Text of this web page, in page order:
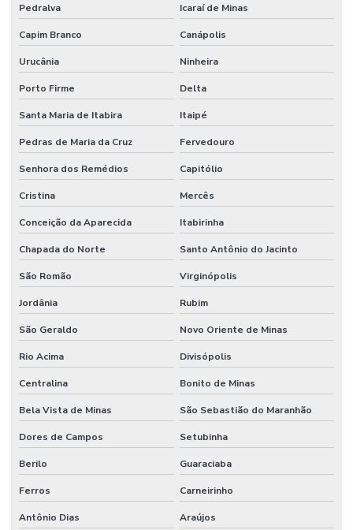
Pedralva Icaraí de Minas
Capim Branco Canápolis
Urucânia Ninheira
Porto Firme Delta
Santa Maria de Itabira Itaipé
Pedras de Maria da Cruz Fervedouro
Senhora dos Remédios Capitólio
Cristina Mercês
Conceição da Aparecida Itabirinha
Chapada do Norte Santo Antônio do Jacinto
São Romão Virginópolis
Jordânia Rubim
São Geraldo Novo Oriente de Minas
Rio Acima Divisópolis
Centralina Bonito de Minas
Bela Vista de Minas São Sebastião do Maranhão
Dores de Campos Setubinha
Berilo Guaraciaba
Ferros Carneirinho
Antônio Dias Araújos